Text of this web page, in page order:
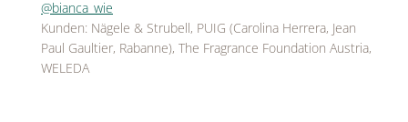
@bianca_wie
Kunden: Nägele & Strubell, PUIG (Carolina Herrera, Jean
Paul Gaultier, Rabanne), The Fragrance Foundation Austria,
WELEDA